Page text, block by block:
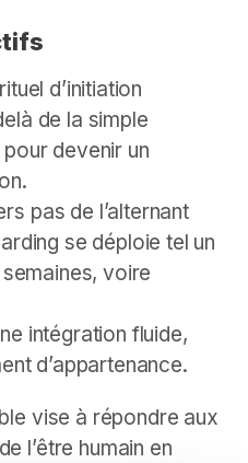
d’initiation
de la simple
devenir un
pas de l’alternant
se déploie tel un
voire
intégration fluide,
d’appartenance.
vise à répondre aux
l’être humain en